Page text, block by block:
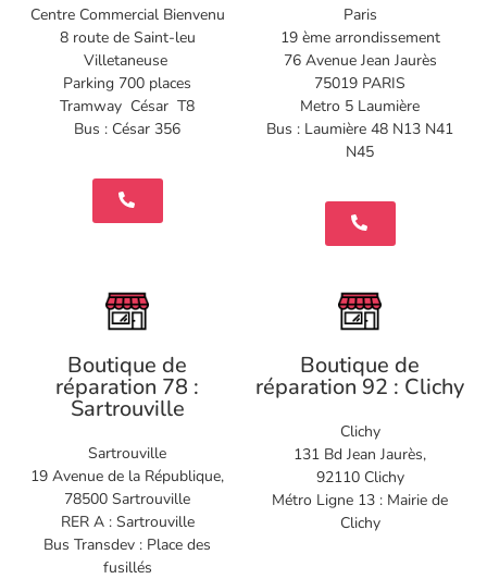
Centre Commercial Bienvenu
8 route de Saint-leu
Villetaneuse
Parking 700 places
Tramway César T8
Bus : César 356
Paris
19 ème arrondissement
76 Avenue Jean Jaurès
75019 PARIS
Metro 5 Laumière
Bus : Laumière 48 N13 N41
N45
Boutique de
réparation 78 :
Sartrouville
Sartrouville
19 Avenue de la République,
78500 Sartrouville
RER A : Sartrouville
Bus Transdev : Place des
fusillés
Boutique de
réparation 92 : Clichy
Clichy
131 Bd Jean Jaurès,
92110 Clichy
Métro Ligne 13 : Mairie de
Clichy